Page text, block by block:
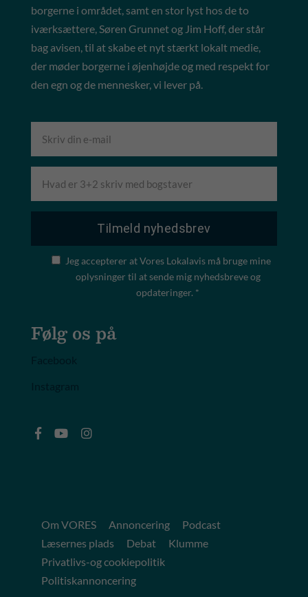
borgerne i området, samt en stor lyst hos de to
iværksættere, Søren Grunnet og Jim Hoff, der står
bag avisen, til at skabe et nyt stærkt lokalt medie,
der møder borgerne i øjenhøjde og med respekt for
den egn og de mennesker, vi lever på.
Jeg accepterer at Vores Lokalavis må bruge mine
oplysninger til at sende mig nyhedsbreve og
opdateringer. *
Følg os på
Om VORES Annoncering
Podcast
Læsernes plads
Debat
Klumme
Privatlivs-og cookiepolitik
Politiskannoncering